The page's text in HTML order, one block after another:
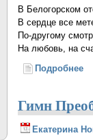
В Белогорском
В сердце все
По-другому
На любовь, на
Подробнеео
Гимн
Екатерина